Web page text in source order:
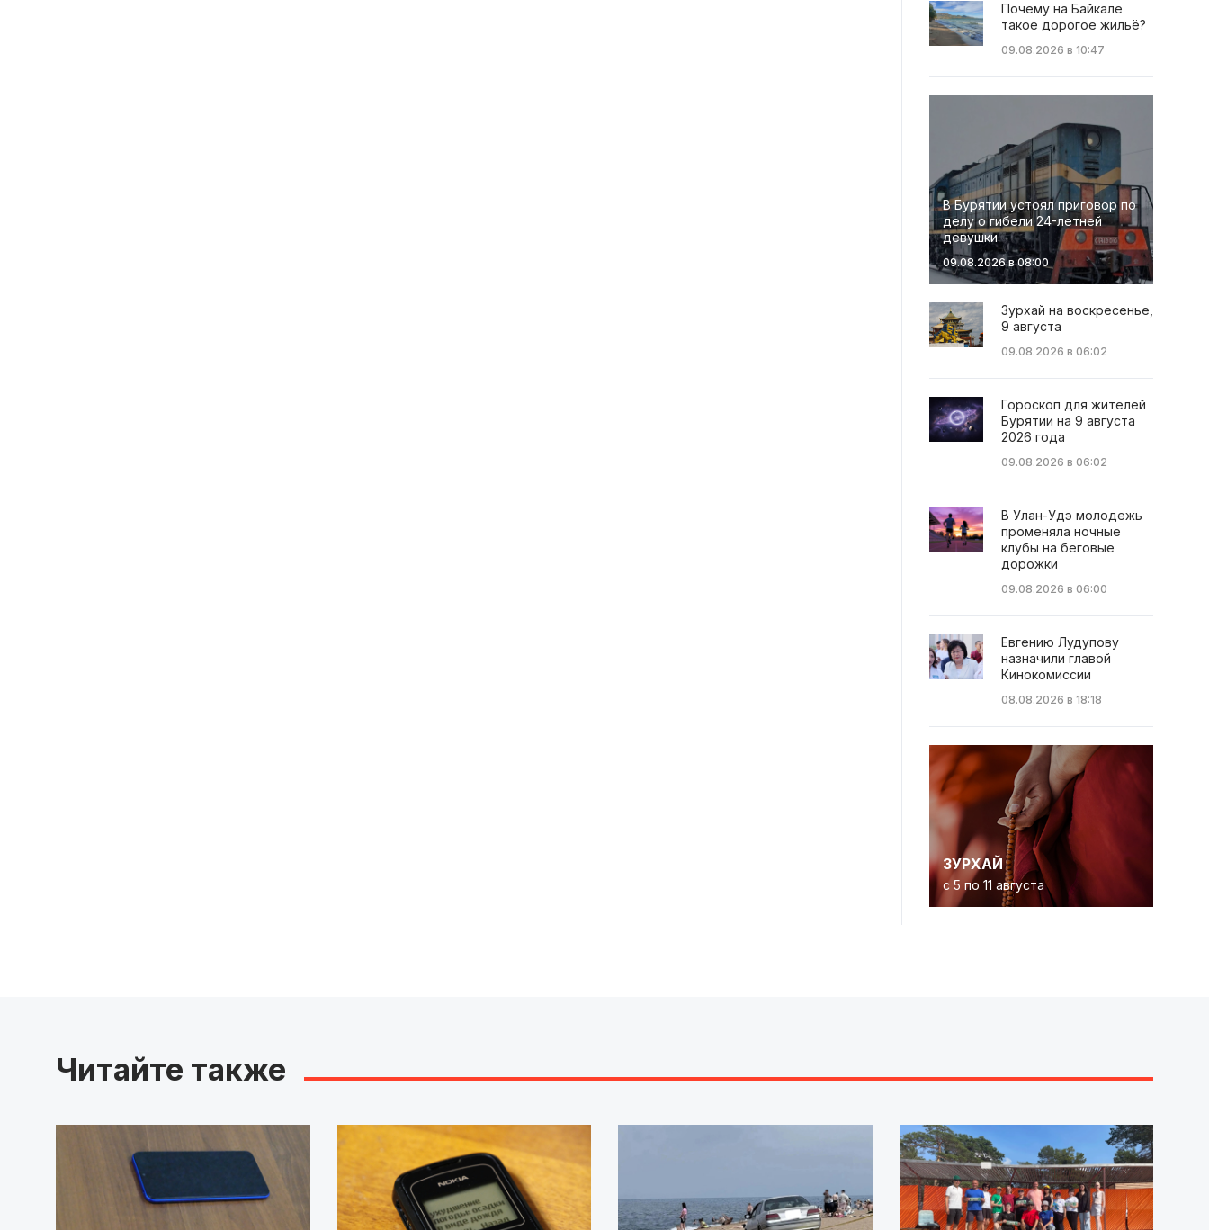
Почему на Байкале
такое дорогое жильё?
09.08.2026 в 10:47
В Бурятии устоял приговор по
делу о гибели 24-летней
девушки
09.08.2026 в 08:00
Зурхай на воскресенье,
9 августа
09.08.2026 в 06:02
Гороскоп для жителей
Бурятии на 9 августа
2026 года
09.08.2026 в 06:02
В Улан-Удэ молодежь
променяла ночные
клубы на беговые
дорожки
09.08.2026 в 06:00
Евгению Лудупову
назначили главой
Кинокомиссии
08.08.2026 в 18:18
ЗУРХАЙ
с 5 по 11 августа
Читайте также